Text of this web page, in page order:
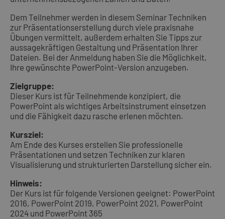
Dem Teilnehmer werden in diesem Seminar Techniken
zur Präsentationserstellung durch viele praxisnahe
Übungen vermittelt, außerdem erhalten Sie Tipps zur
aussagekräftigen Gestaltung und Präsentation Ihrer
Dateien. Bei der Anmeldung haben Sie die Möglichkeit,
Ihre gewünschte PowerPoint-Version anzugeben.
Zielgruppe:
Dieser Kurs ist für Teilnehmende konzipiert, die
PowerPoint als wichtiges Arbeitsinstrument einsetzen
und die Fähigkeit dazu rasche erlenen möchten.
Kursziel:
Am Ende des Kurses erstellen Sie professionelle
Präsentationen und setzen Techniken zur klaren
Visualisierung und strukturierten Darstellung sicher ein.
Hinweis:
Der Kurs ist für folgende Versionen geeignet: PowerPoint
2016, PowerPoint 2019, PowerPoint 2021, PowerPoint
2024 und PowerPoint 365